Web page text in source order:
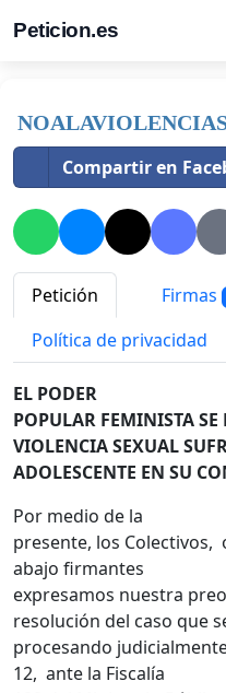
Peticion.es
Compartir en
Petición Firmas
Política de privacidad
EL PODER
POPULAR FEMINISTA
VIOLENCIA SEXUAL
ADOLESCENTE EN SU
Por medio de la
presente, los Colectivos,
abajo firmantes
expresamos nuestra
resolución del caso que
procesando
12, ante la Fiscalía